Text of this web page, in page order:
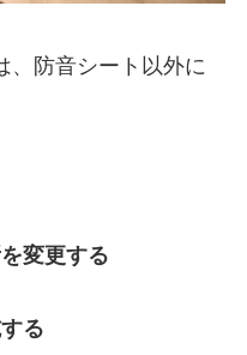
、防音シート以外に
変更する
る